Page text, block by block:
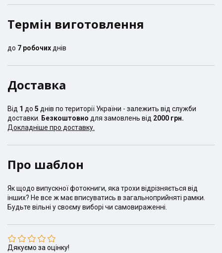
Термін виготовлення
до 7 робочих днів
Доставка
Від 1 до 5 днів по території України - залежить від служби
доставки.
Безкоштовно для замовлень від 2000 грн.
Докладніше про доставку.
Про шаблон
Як щодо випускної фотокниги, яка трохи відрізняється від
інших? Не все ж має вписуватись в загальноприйняті рамки.
Будьте вільні у своєму виборі чи самовираженні.
Дякуємо за оцінку!